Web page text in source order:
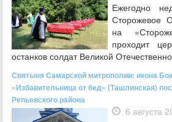
Ежегодно
Сторожевое
на
проходит
останков солдат Великой
Святыня Самарской митрополии: икона
«Избавительница от бед» (Ташлинская)
Репьевского района
6 августа